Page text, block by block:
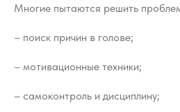
Многие пытаются решить
– поиск причин в голове;
– мотивационные техники;
– самоконтроль и дисциплину;